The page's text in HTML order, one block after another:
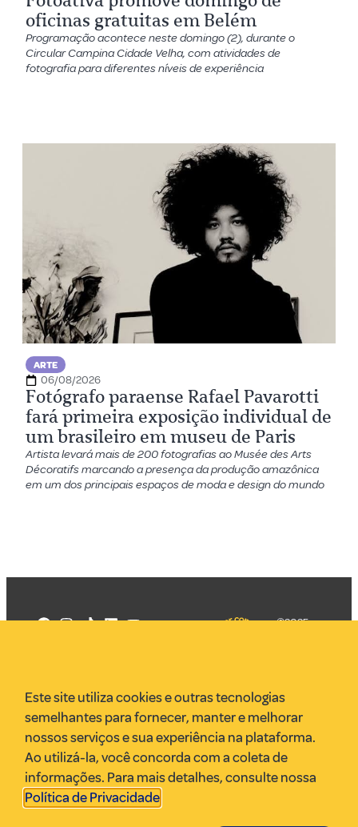
oficinas gratuitas em Belém
Programação acontece neste domingo (2), durante o
Circular Campina Cidade Velha, com atividades de
fotografia para diferentes níveis de experiência
ARTE
06/08/2026
Fotógrafo paraense Rafael Pavarotti
fará primeira exposição individual de
um brasileiro em museu de Paris
Artista levará mais de 200 fotografias ao Musée des Arts
Décoratifs marcando a presença da produção amazônica
em um dos principais espaços de moda e design do mundo
VR Assessoria
Parcerias
Envie uma pauta
Anuncie
©2025
Este site utiliza cookies e outras tecnologias
semelhantes para fornecer, manter e melhorar
nossos serviços e sua experiência na plataforma.
Ao utilizá-la, você concorda com a coleta de
informações. Para mais detalhes, consulte nossa
Política de Privacidade.